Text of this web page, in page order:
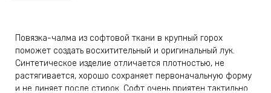
Повязка-чалма из софтовой ткани в крупный горох
поможет создать восхитительный и оригинальный лук.
Синтетическое изделие отличается плотностью, не
растягивается, хорошо сохраняет первоначальную форму
и не линяет после стирок. Софт очень приятен тактильно.